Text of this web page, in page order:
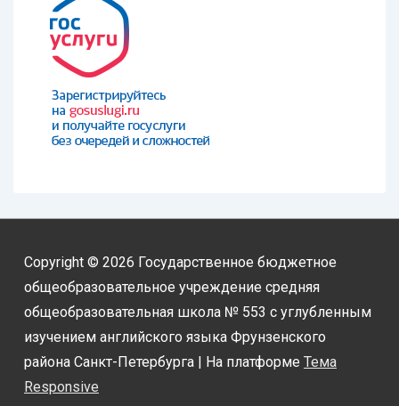
Copyright © 2026 Государственное бюджетное
общеобразовательное учреждение средняя
общеобразовательная школа № 553 с углубленным
изучением английского языка Фрунзенского
района Санкт-Петербурга | На платформе Тема
Responsive